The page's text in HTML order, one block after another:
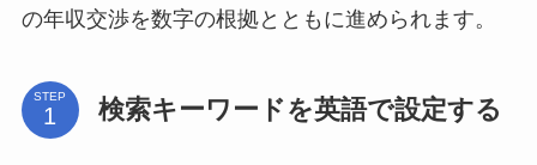
の年収交渉を数字の根拠とともに進められます。
STEP 検索キーワードを英語で設定する